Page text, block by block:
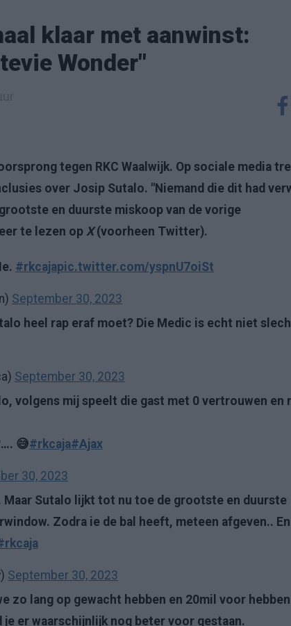
klaar met aanwinst:
Wonder"
tegen RKC Waalwijk. Op sociale media
over Josip Sutalo. "Niemand die dit had
en duurste miskoop van de vorige
te lezen op X(voorheen Twitter).
#rkcajapic.twitter.com/yspnU7oiSt
September 30, 2023
heel rap eraf moet? Die Medic is echt niet
September 30, 2023
volgens mij speelt die gast met 0 vertrouwen en
😅#rkcaja#Ajax
30, 2023
Maar Sutalo lijkt tot nu toe de grootste en duurste
Zodra ie de bal heeft, meteen afgeven..
September 30, 2023
zo lang op gewacht hebben en 20mil voor hebben
er waarschijnlijk nog beter voor gestaan.